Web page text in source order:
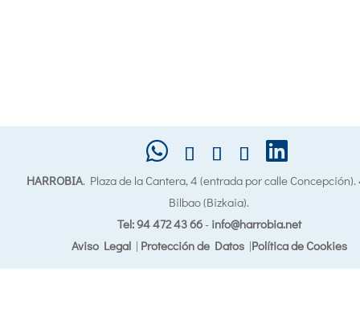
HARROBIA. Plaza de la Cantera, 4 (entrada por calle
Bilbao (Bizkaia).
Tel: 94 472 43 66- info@harrobia.net
Aviso Legal| Protección de Datos|Política de Cookies